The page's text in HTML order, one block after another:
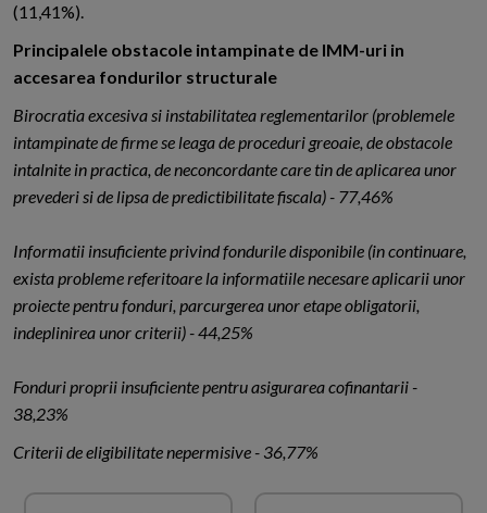
(11,41%).
Principalele obstacole intampinate de IMM-uri in
accesarea fondurilor structurale
Birocratia excesiva si instabilitatea reglementarilor (problemele
intampinate de firme se leaga de proceduri greoaie, de obstacole
intalnite in practica, de neconcordante care tin de aplicarea unor
prevederi si de lipsa de predictibilitate fiscala) - 77,46%
Informatii insuficiente privind fondurile disponibile (in continuare,
exista probleme referitoare la informatiile necesare aplicarii unor
proiecte pentru fonduri, parcurgerea unor etape obligatorii,
indeplinirea unor criterii) - 44,25%
Fonduri proprii insuficiente pentru asigurarea cofinantarii -
38,23%
Criterii de eligibilitate nepermisive - 36,77%